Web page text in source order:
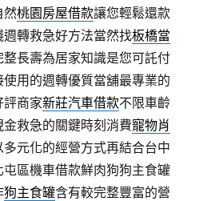
然桃園房屋借款讓您輕鬆還款
轉救急好方法當然找板橋當
長壽為居家知識是您可託付
使用的週轉優質當舖最專業的
評商家新莊汽車借款不限車齡
救急的關鍵時刻消費寵物肖
元化的經營方式再結合台中
區機車借款鮮肉狗狗主食罐
狗主食罐含有較完整豐富的營